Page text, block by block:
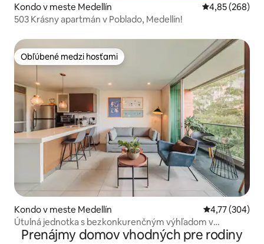
Kondo v meste Medellín Priemerné
4,85 (268)
503 Krásny apartmán v Poblado, Medellín!
Obľúbené medzi hosťami
Obľúbené medzi hosťami
Kondo v meste Medellín Priemerné
4,77 (304)
Útulná jednotka s bezkonkurenčným výhľadom v
prvotriednej lokalite
Prenájmy domov vhodných pre rodiny